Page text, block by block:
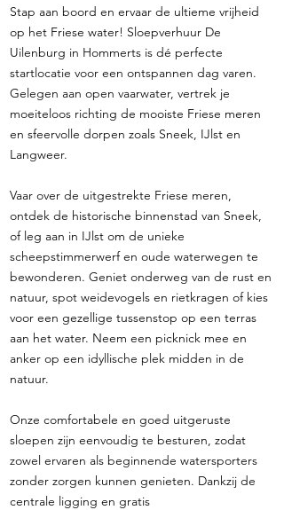
Stap aan boord en ervaar de ultieme vrijheid
op het Friese water! Sloepverhuur De
Uilenburg in Hommerts is dé perfecte
startlocatie voor een ontspannen dag varen.
Gelegen aan open vaarwater, vertrek je
moeiteloos richting de mooiste Friese meren
en sfeervolle dorpen zoals Sneek, IJlst en
Langweer.
Vaar over de uitgestrekte Friese meren,
ontdek de historische binnenstad van Sneek,
of leg aan in IJlst om de unieke
scheepstimmerwerf en oude waterwegen te
bewonderen. Geniet onderweg van de rust en
natuur, spot weidevogels en rietkragen of kies
voor een gezellige tussenstop op een terras
aan het water. Neem een picknick mee en
anker op een idyllische plek midden in de
natuur.
Onze comfortabele en goed uitgeruste
sloepen zijn eenvoudig te besturen, zodat
zowel ervaren als beginnende watersporters
zonder zorgen kunnen genieten. Dankzij de
centrale ligging en gratis